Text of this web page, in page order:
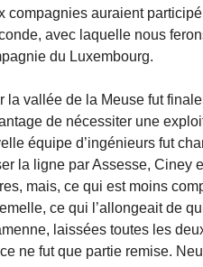
compagnies auraient
avec laquelle nous
du Luxembourg.
la vallée de la Meuse fut
de nécessiter une
équipe d’ingénieurs fut
la ligne par Assesse, Ciney
mais, ce qui est moins
ce qui l’allongeait de
laissées toutes les
ne fut que partie remise.